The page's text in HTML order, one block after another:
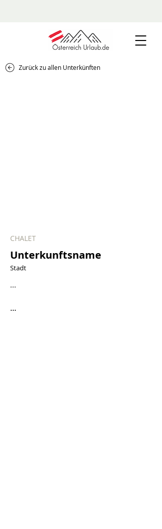
Zurück zu allen Unterkünften
CHALET
Unterkunftsname
Stadt
...
...